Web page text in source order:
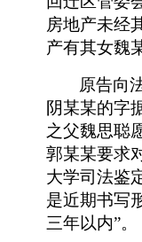
房地产未经
产有其女魏
原告向
阴某某的字
之父魏思聪
郭某某要求
大学司法鉴
是近期书写
三年以内”。